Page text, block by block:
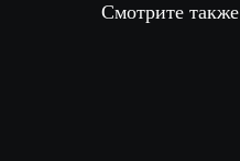
Смотрите также